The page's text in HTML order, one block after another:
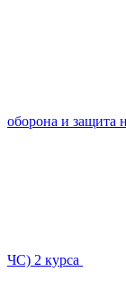
оборона и защита
ЧС) 2 курса